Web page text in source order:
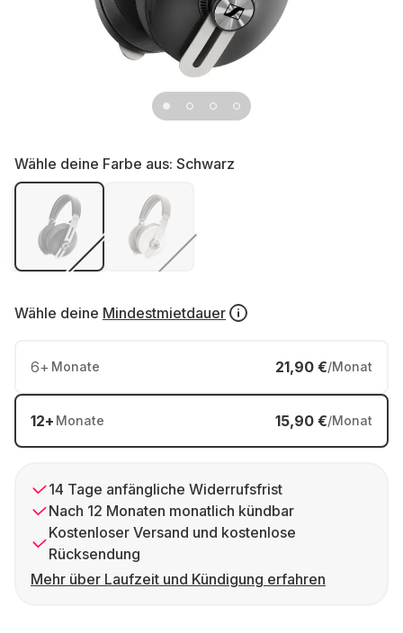
Wähle deine Farbe aus: Schwarz
Wähle deine Mindestmietdauer
6+ Monate 21,90 €/Monat
12+ Monate 15,90 €/Monat
14 Tage anfängliche Widerrufsfrist
Nach 12 Monaten monatlich kündbar
Kostenloser Versand und kostenlose
Rücksendung
Mehr über Laufzeit und Kündigung erfahren